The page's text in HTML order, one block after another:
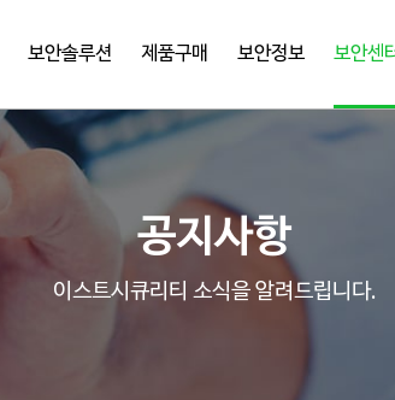
보안솔루션 제품구매 보안정보 보안센
공지사항
이스트시큐리티 소식을 알려드립니다.